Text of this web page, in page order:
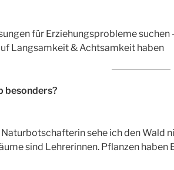
für Erziehungsprobleme
Langsamkeit & Achtsamkeit haben
besonders?
sehe ich den Wald
sind Lehrerinnen. Pflanzen